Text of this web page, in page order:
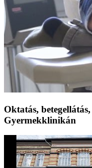
Oktatás,
Gyermekklinikán